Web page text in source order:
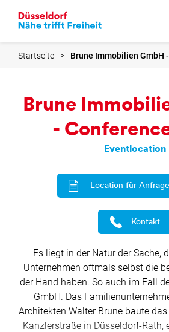
zur
Startseite
Startseite Brune Immobilien GmbH
Brune
-
Eventlocation
Location für
Kontakt
Es liegt in der Natur der Sache,
Unternehmen oftmals selbst die
der Hand haben. So auch im Fall
GmbH. Das
Architekten Walter Brune baute
Kanzlerstraße in Düsseldorf-Rath,